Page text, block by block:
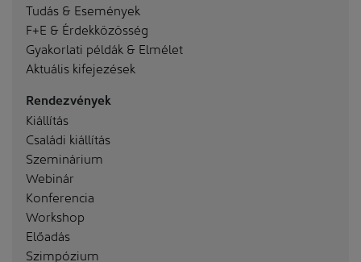
Tudás & Események
F+E & Érdekközösség
Gyakorlati példák & Elmélet
Aktuális kifejezések
Rendezvények
Kiállítás
Családi kiállítás
Szeminárium
Webinár
Konferencia
Workshop
Előadás
Szimpózium